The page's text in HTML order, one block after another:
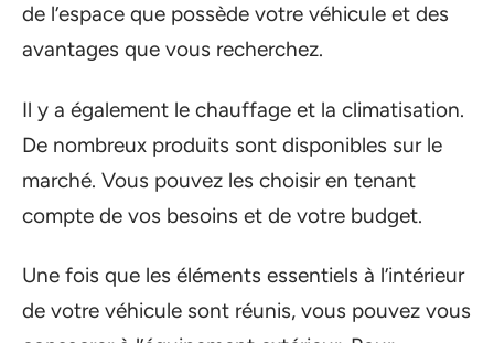
de l’espace que possède votre véhicule et des
avantages que vous recherchez.
Il y a également le chauffage et la climatisation.
De nombreux produits sont disponibles sur le
marché. Vous pouvez les choisir en tenant
compte de vos besoins et de votre budget.
Une fois que les éléments essentiels à l’intérieur
de votre véhicule sont réunis, vous pouvez vous